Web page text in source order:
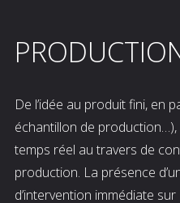
De l’idée au produit fini, en
échantillon de
temps réel au travers de
production. La présence
d’intervention immédiate